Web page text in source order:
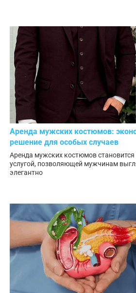
Аренда мужских костюмов:
решение для особых случаев
Аренда мужских костюмов становится
услугой, позволяющей мужчинам
элегантно